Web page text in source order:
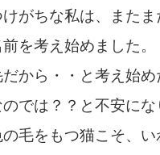
がちな私は、また
を考え始めました。
から・・と考え始
では？？と不安に
毛をもつ猫こそ、